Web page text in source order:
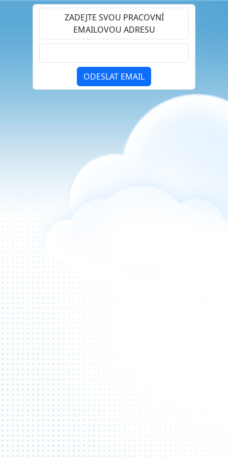
ZADEJTE SVOU PRACOVNÍ
EMAILOVOU ADRESU